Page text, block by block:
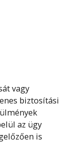
vagy
biztosítási
az ügy
is